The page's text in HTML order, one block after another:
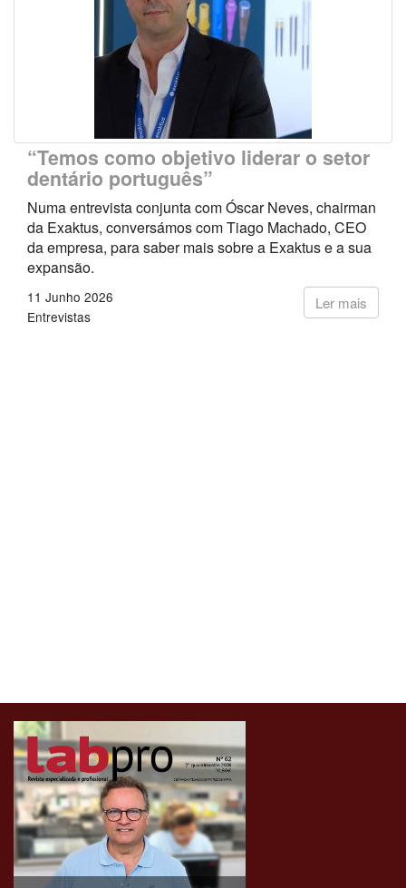
“Temos como objetivo liderar o setor
dentário português”
Numa entrevista conjunta com Óscar Neves, chairman
da Exaktus, conversámos com Tiago Machado, CEO
da empresa, para saber mais sobre a Exaktus e a sua
expansão.
Ler mais
11 Junho 2026
Entrevistas